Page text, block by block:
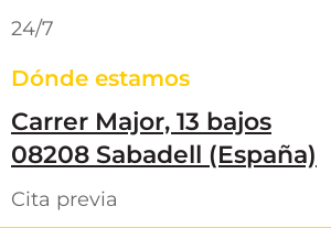
24/7
Dónde estamos
Carrer Major, 13 bajos
08208 Sabadell (España)
Cita previa